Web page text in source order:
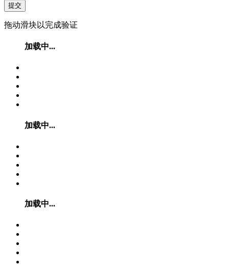
提交
拖动滑块以完成验证
加载中...
加载中...
加载中...